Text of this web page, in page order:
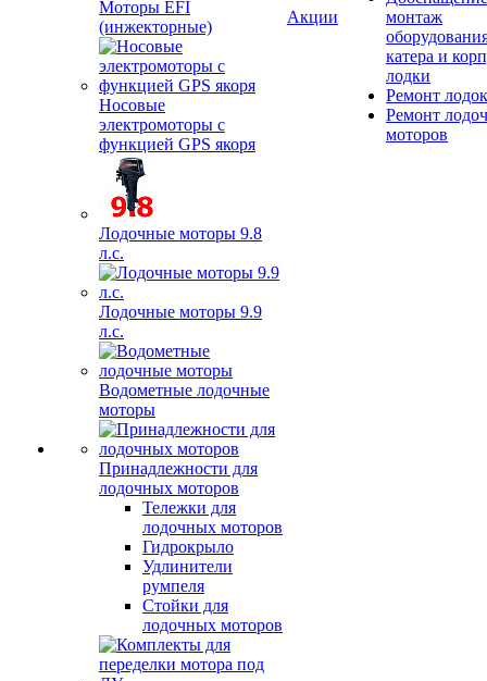
Моторы EFI
(инжекторные)
Носовые
электромоторы с
функцией GPS якоря
Лодочные моторы 9.8
л.с.
Лодочные моторы 9.9
л.с.
Водометные лодочные
моторы
Принадлежности для
лодочных моторов
Тележки для
лодочных моторов
Гидрокрыло
Удлинители
румпеля
Стойки для
лодочных моторов
Акции
монтаж
катера и
лодки
Ремонт
Ремонт
моторов